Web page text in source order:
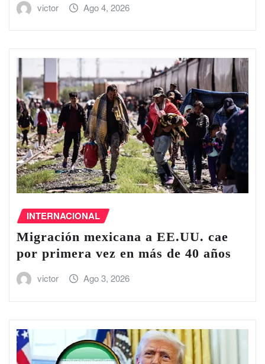
victor Ago 4, 2026
INTERNACIONAL
Migración mexicana a EE.UU. cae
por primera vez en más de 40 años
victor Ago 3, 2026